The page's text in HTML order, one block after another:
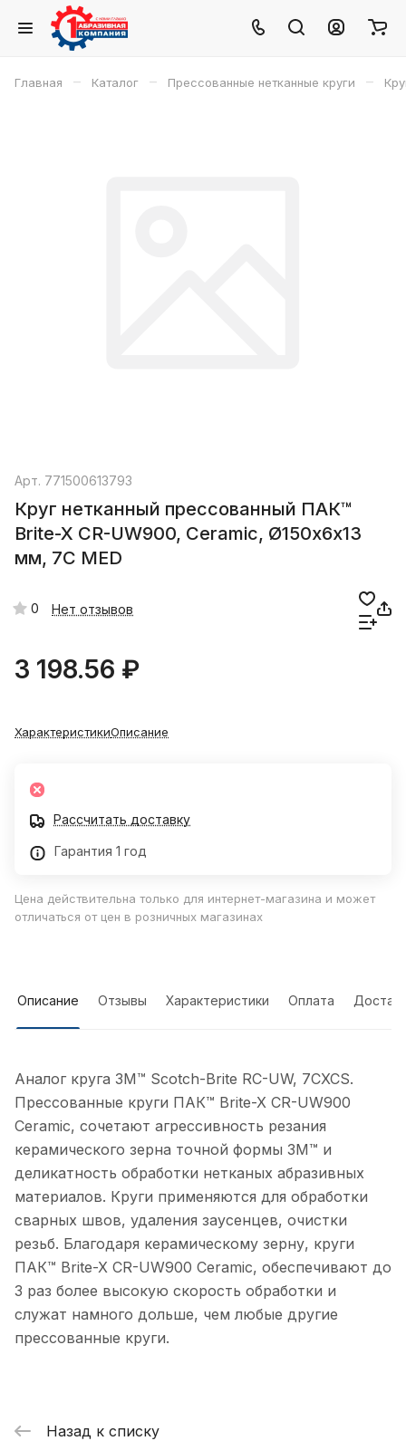
Главная – Каталог – Прессованные нетканные круги –
Арт. 771500613793
Круг нетканный прессованный ПАК™
Brite-X CR-UW900, Сeramic, Ø150х6х13
мм, 7C MED
0 Нет отзывов
3 198.56 ₽
ХарактеристикиОписание
Рассчитать доставку
Гарантия 1 год
Цена действительна только для интернет-магазина и может
отличаться от цен в розничных магазинах
Описание Отзывы Характеристики Оплата
Аналог круга 3M™ Scotch-Brite RC-UW, 7CXCS.
Прессованные круги ПАК™ Brite-X CR-UW900
Сeramic, сочетают агрессивность резания
керамического зерна точной формы 3M™ и
деликатность обработки нетканых абразивных
материалов. Круги применяются для обработки
сварных швов, удаления заусенцев, очистки
резьб. Благодаря керамическому зерну, круги
ПАК™ Brite-X CR-UW900 Сeramic, обеспечивают до
3 раз более высокую скорость обработки и
служат намного дольше, чем любые другие
прессованные круги.
Назад к списку